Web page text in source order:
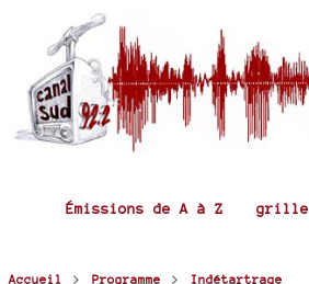
Émissions de A à Z grille
Accueil > Programme > Indétartrage